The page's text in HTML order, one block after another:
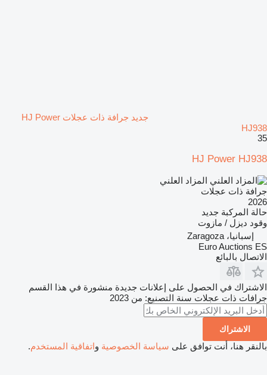
جديد جرافة ذات عجلات HJ Power
HJ938
35
HJ Power HJ938
المزاد العلني
جرافة ذات عجلات
2026
حالة المركبة جديد
وقود ديزل / مازوت
إسبانيا، Zaragoza
Euro Auctions ES
الاتصال بالبائع
الاشتراك في الحصول على إعلانات جديدة منشورة في هذا القسم
جرافات ذات عجلات سنة التصنيع: من 2023
الاشتراك
بالنقر هنا، أنت توافق على سياسة الخصوصية واتفاقية المستخدم.